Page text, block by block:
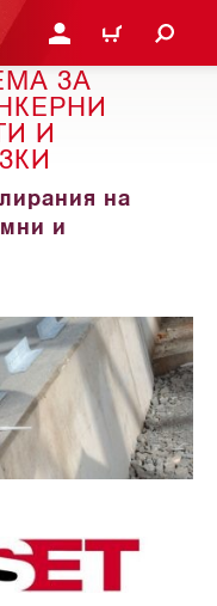
ВЛЕЗ ИЛИ СЕ
КОЛИЧКА
ЗА
И
на
и